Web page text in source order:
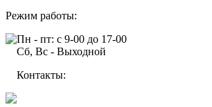
Режим работы:
Пн - пт: с 9-00 до 17-00
Сб, Вс - Выходной
Контакты: